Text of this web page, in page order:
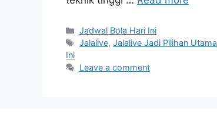
Categories
Jadwal Bola Hari Ini
Tags
Jalalive,Jalalive Jadi Pilihan Utama
Ini
Leave a comment